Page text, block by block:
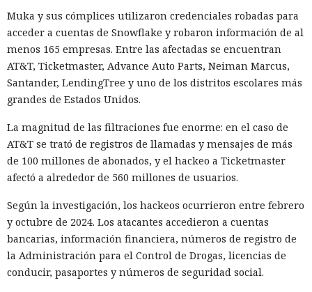
disputas comerciales y tecnológicas entre Pekín y
Washington, que ponen en peligro la frágil tregua
alcanzada en las últimas cumbres bilaterales. El día
anterior, el Ministerio de Comercio de China anunció
nuevas restricciones contra empresas estadounidenses y la
exportación de drones a EE. UU., calificándolas como
acceso de empresas chinas al mercado estadounidense. El
regulador no precisó si estas acciones están relacionadas
con la revisión a Palo Alto.
recomendó a las organizaciones chinas que renunciaran al
software de más de una decena de desarrolladores
estadounidenses e israelíes de soluciones de
ciberseguridad, incluida Palo Alto Networks. Esta última,
por cierto, se especializa en protección de redes y en la
Muka y sus cómplices utilizaron credenciales robadas para
acceder a cuentas de Snowflake y robaron información de al
menos 165 empresas. Entre las afectadas se encuentran
AT&T, Ticketmaster, Advance Auto Parts, Neiman Marcus,
Santander, LendingTree y uno de los distritos escolares más
grandes de Estados Unidos.
La magnitud de las filtraciones fue enorme: en el caso de
AT&T se trató de registros de llamadas y mensajes de más
de 100 millones de abonados, y el hackeo a Ticketmaster
afectó a alrededor de 560 millones de usuarios.
Según la investigación, los hackeos ocurrieron entre febrero
y octubre de 2024. Los atacantes accedieron a cuentas
bancarias, información financiera, números de registro de
la Administración para el Control de Drogas, licencias de
conducir, pasaportes y números de seguridad social.